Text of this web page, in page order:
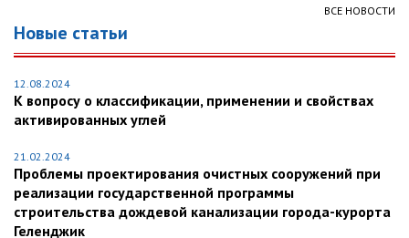
ВСЕ НОВОСТИ
Новые статьи
12.08.2024
К вопросу о классификации, применении и свойствах
активированных углей
21.02.2024
Проблемы проектирования очистных сооружений при
реализации государственной программы
строительства дождевой канализации города-курорта
Геленджик